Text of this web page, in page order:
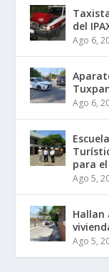
del
Ago 6,
Ago 6,
para
Ago 5,
Hallan
Ago 5,